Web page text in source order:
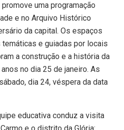
uma programação
e no Arquivo Histórico
da capital. Os espaços
e guiadas por locais
a construção e a história da
no dia 25 de janeiro. As
dia 24, véspera da data
educativa conduz a visita